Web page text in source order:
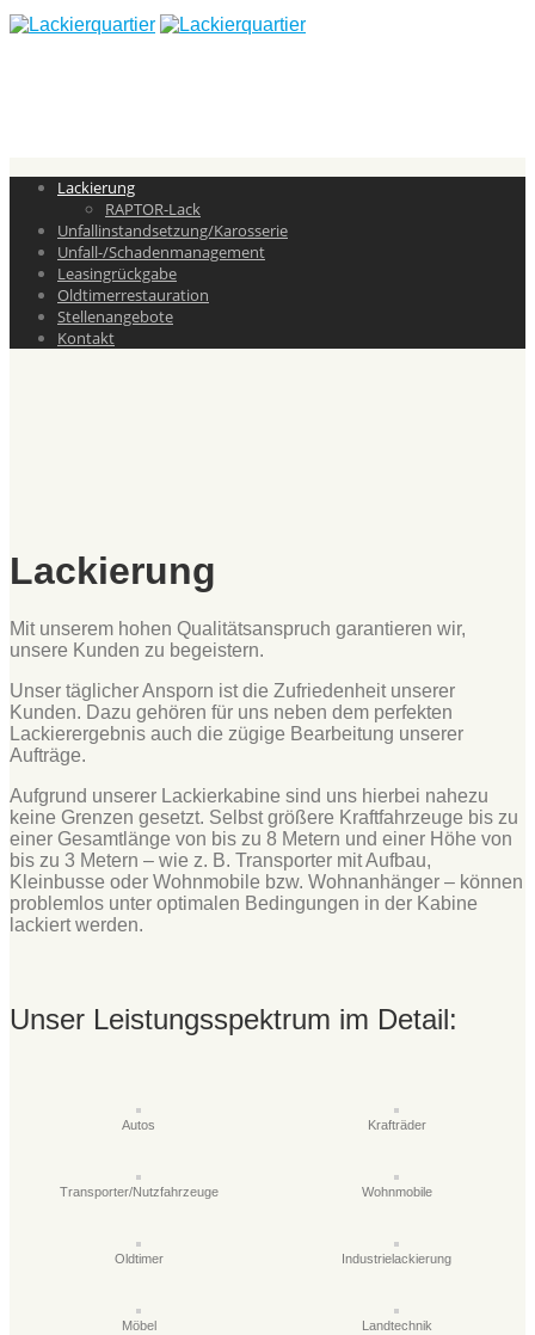
Lackierung
RAPTOR-Lack
Unfallinstandsetzung/Karosserie
Unfall-/Schadenmanagement
Leasingrückgabe
Oldtimerrestauration
Stellenangebote
Kontakt
Lackierung
Mit unserem hohen Qualitätsanspruch garantieren wir,
unsere Kunden zu begeistern.
Unser täglicher Ansporn ist die Zufriedenheit unserer
Kunden. Dazu gehören für uns neben dem perfekten
Lackierergebnis auch die zügige Bearbeitung unserer
Aufträge.
Aufgrund unserer Lackierkabine sind uns hierbei nahezu
keine Grenzen gesetzt. Selbst größere Kraftfahrzeuge bis zu
einer Gesamtlänge von bis zu 8 Metern und einer Höhe von
bis zu 3 Metern – wie z. B. Transporter mit Aufbau,
Kleinbusse oder Wohnmobile bzw. Wohnanhänger – können
problemlos unter optimalen Bedingungen in der Kabine
lackiert werden.
Unser Leistungsspektrum im Detail:
Autos Krafträder
Transporter/Nutzfahrzeuge Wohnmobile
Oldtimer Industrielackierung
Möbel Landtechnik